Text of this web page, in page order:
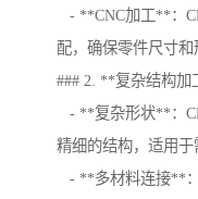
- **CNC加工**：
配，确保零件尺寸和
### 2. **复杂结构加
- **复杂形状**：
精细的结构，适用于
- **多材料连接**